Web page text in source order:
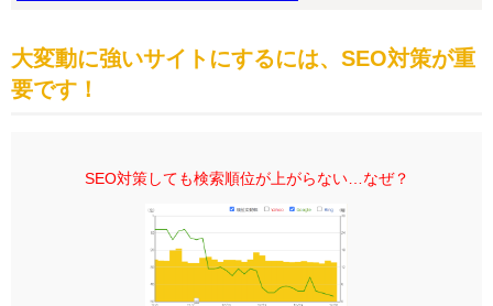
大変動に強いサイトにするには、SEO対策が重
要です！
SEO対策しても検索順位が上がらない…なぜ？